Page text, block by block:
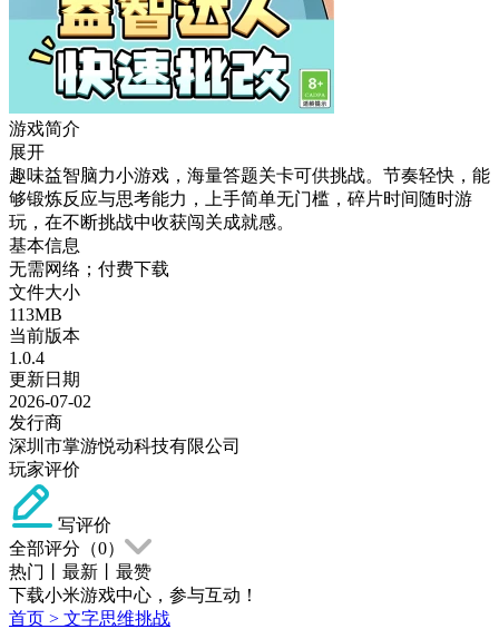
游戏简介
展开
趣味益智脑力小游戏，海量答题关卡可供挑战。节奏轻快，能
够锻炼反应与思考能力，上手简单无门槛，碎片时间随时游
玩，在不断挑战中收获闯关成就感。
基本信息
无需网络；付费下载
文件大小
113MB
当前版本
1.0.4
更新日期
2026-07-02
发行商
深圳市掌游悦动科技有限公司
玩家评价
写评价
全部评分（0）
热门
最新
最赞
下载小米游戏中心，参与互动！
首页 > 文字思维挑战